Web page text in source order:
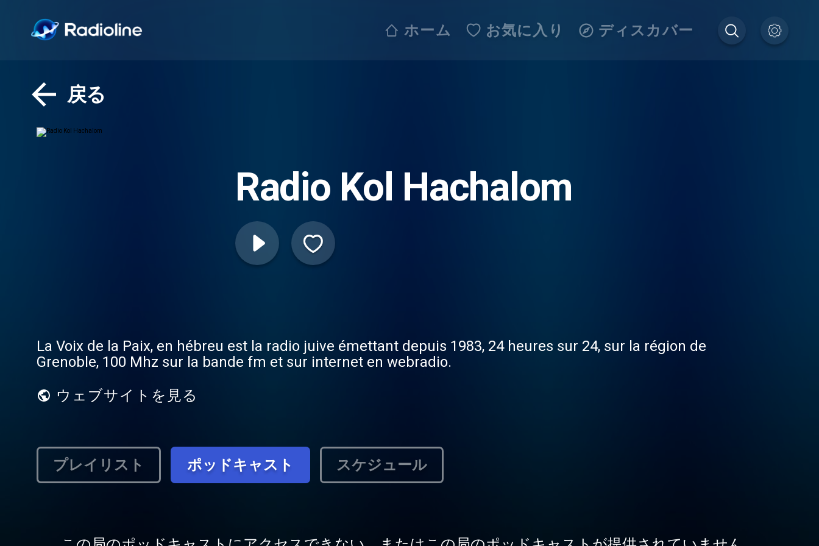
ホーム お気に入り ディスカバー
戻る
Radio Kol Hachalom
La Voix de la Paix, en hébreu est la radio juive émettant depuis 1983, 24 heures sur 24, sur la région de
Grenoble, 100 Mhz sur la bande fm et sur internet en webradio.
ウェブサイトを見る
プレイリスト ポッドキャスト スケジュール